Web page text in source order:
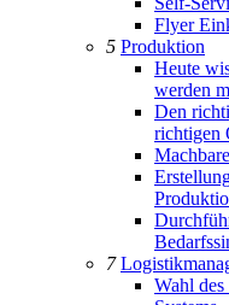
Flyer
5 Produktion
Heute
werden
Den
richtigen
7
Wahl